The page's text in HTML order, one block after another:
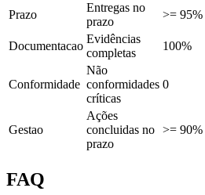
Prazo
Entregas no
prazo
>= 95%
Documentacao
Evidências
completas
100%
Conformidade
Não
conformidades
críticas
0
Gestao
Ações
concluidas no
prazo
>= 90%
FAQ